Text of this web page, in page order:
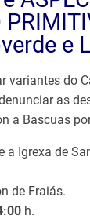
e
variantes do
as
a Bascuas
a Igrexa de
de Fraiás.
h.